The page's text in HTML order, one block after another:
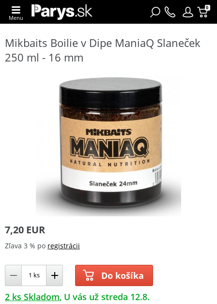
0
Menu
Mikbaits Boilie v Dipe ManiaQ Slaneček
250 ml - 16 mm
7,20 EUR
Zľava 3 % po registrácii
Do košíka
2 ks Skladom U vás už streda 12.8.